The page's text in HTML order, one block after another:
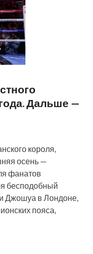
Дальше —
короля,
осень —
фанатов
бесподобный
Джошуа в Лондоне,
пояса,